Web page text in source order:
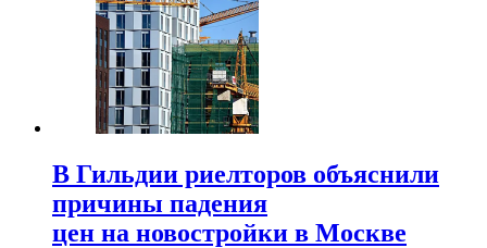
В Гильдии риелторов объяснили
причины падения
цен на новостройки в Москве